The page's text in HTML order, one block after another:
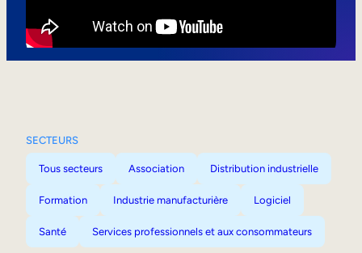
SECTEURS
Tous secteurs Association Distribution industrielle
Formation Industrie manufacturière Logiciel
Santé Services professionnels et aux consommateurs